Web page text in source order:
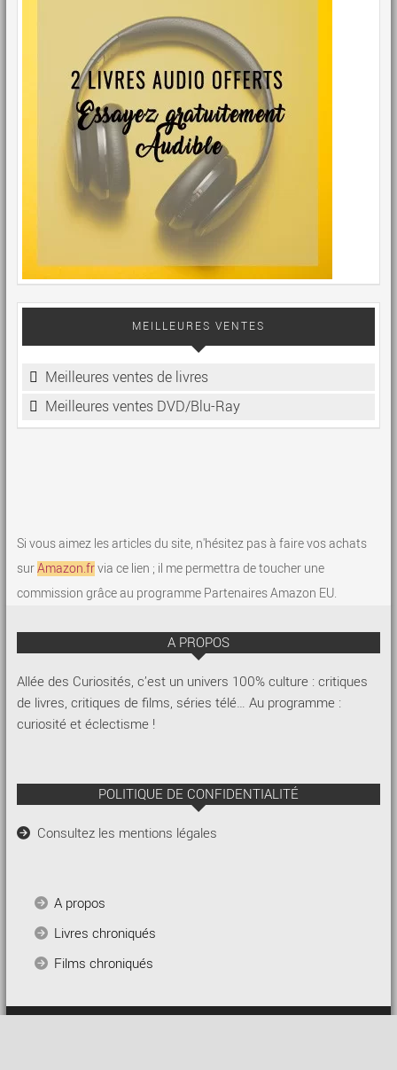
MEILLEURES VENTES
Meilleures ventes de livres
Meilleures ventes DVD/Blu-Ray
Si vous aimez les articles du site, n'hésitez pas à faire vos achats
surAmazon.frvia ce lien ; il me permettra de toucher une
commission grâce au programme Partenaires Amazon EU.
A PROPOS
Allée des Curiosités, c’est un univers 100% culture : critiques
de livres, critiques de films, séries télé… Au programme :
curiosité et éclectisme !
POLITIQUE DE CONFIDENTIALITÉ
Consultez les mentions légales
A propos
Livres chroniqués
Films chroniqués